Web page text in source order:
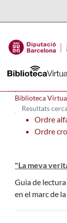
Biblioteca
Resultats
Ordre
Ordre
"La meva
Guia de
en el marc de